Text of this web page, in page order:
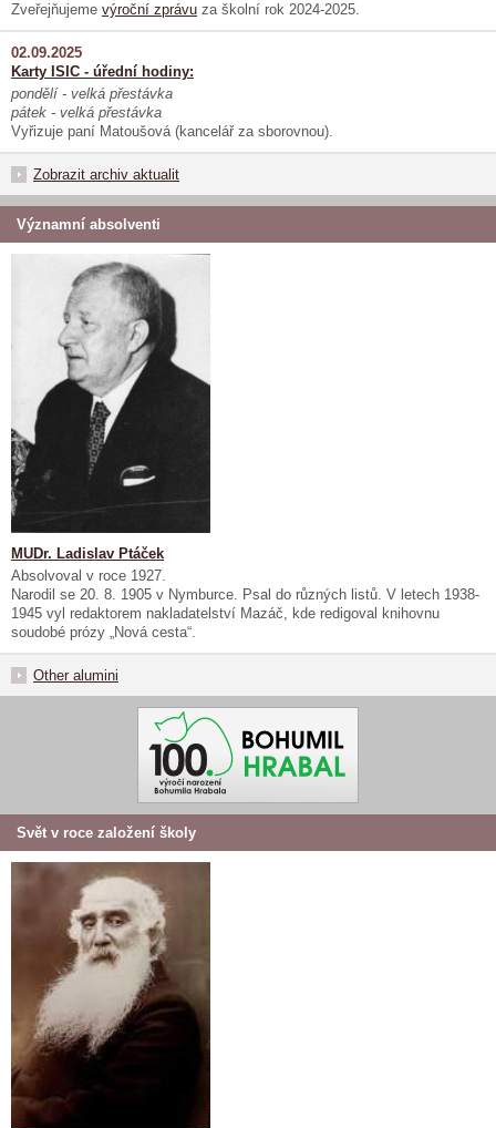
Zveřejňujeme výroční zprávu za školní rok 2024-2025.
02.09.2025
Karty ISIC - úřední hodiny:
pondělí - velká přestávka
pátek - velká přestávka
Vyřizuje paní Matoušová (kancelář za sborovnou).
Zobrazit archiv aktualit
Významní absolventi
MUDr. Ladislav Ptáček
Absolvoval v roce 1927.
Narodil se 20. 8. 1905 v Nymburce. Psal do různých listů. V letech 1938-
1945 vyl redaktorem nakladatelství Mazáč, kde redigoval knihovnu
soudobé prózy „Nová cesta“.
Other alumini
Svět v roce založení školy